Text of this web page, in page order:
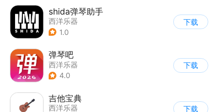
shida弹琴助手
西洋乐器
1.0
下载
弹琴吧
西洋乐器
4.0
下载
吉他宝典
西洋乐器
下载